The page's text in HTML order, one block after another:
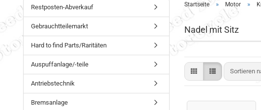
Startseite » Motor »
Nadel mit Sitz
Sortieren
Restposten-Abverkauf
Gebrauchtteilemarkt
Hard to find Parts/Raritäten
Auspuffanlage/-teile
Antriebstechnik
Bremsanlage